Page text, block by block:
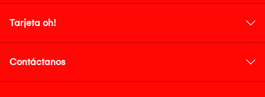
Tarjeta oh!
Contáctanos